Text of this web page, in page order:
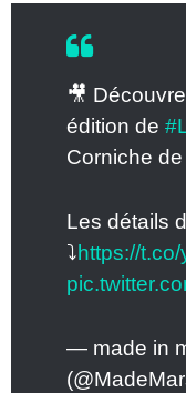
🎥
édition de
Corniche
Les détails
⤵️https://
— made in